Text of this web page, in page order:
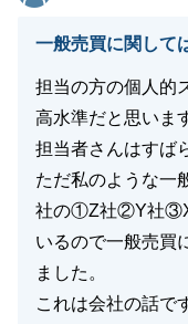
一般売買に関して
担当の方の個人的
高水準だと思いま
担当者さんはすば
ただ私のような一
社の①Z社②Y社③X
いるので一般売買
ました。
これは会社の話で